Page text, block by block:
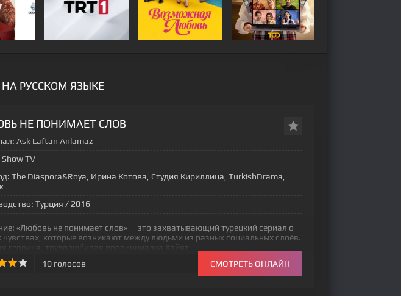
РУССКОМ ЯЗЫКЕ
НЕ ПОНИМАЕТ СЛОВ
Ask Laftan Anlamaz
Show TV
The Diaspora&Roya, Ирина Котова, Студия Кириллица, TurkishDrama,
Турция / 2016
«Любовь не понимает слов» — это захватывающий турецкий сериал о
чувствах, которые возникают между людьми из разных социальных слоёв.
героиня, трудолюбивая провинциалка Хайят,
10 голосов СМОТРЕТЬ ОНЛАЙН